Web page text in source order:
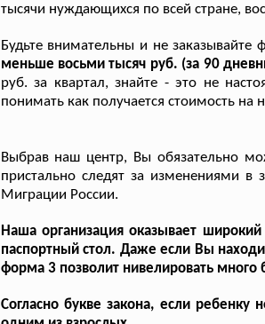
тысячи нуждающихся по всей стране,
Будьте внимательны и не
меньше восьми тысяч руб. (за 90
руб. за квартал, знайте - это не
понимать как получается стоимость на
Выбрав наш центр, Вы обязательно
пристально следят за изменениями в
Миграции России.
Наша организация оказывает
паспортный стол. Даже если Вы
форма 3 позволит нивелировать много
Согласно букве закона, если